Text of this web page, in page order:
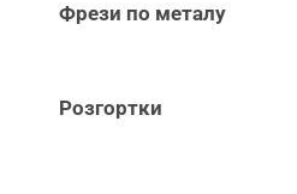
Фрези по металу
Розгортки